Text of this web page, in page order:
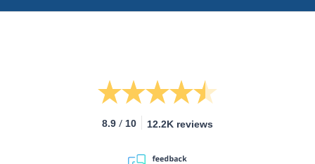
8.9 / 10 12.2K reviews